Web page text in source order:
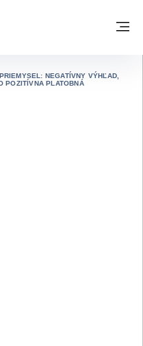
TRADE - WEBOVÁ
NEGATÍVNY VÝHĽAD,
POZITÍVNA PLATOBNÁ